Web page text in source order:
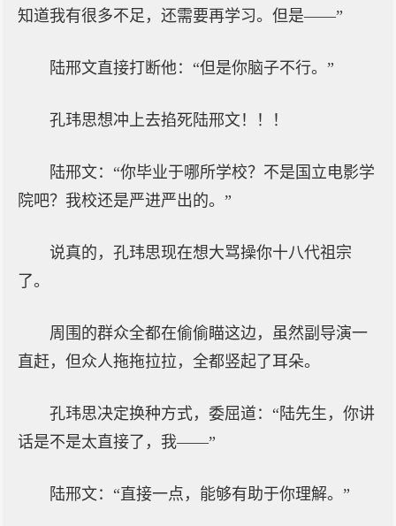
知道我有很多不足，还需要再学习。但是——”
陆邢文直接打断他：“但是你脑子不行。”
孔玮思想冲上去掐死陆邢文！！！
陆邢文：“你毕业于哪所学校？不是国立电影学
院吧？我校还是严进严出的。”
说真的，孔玮思现在想大骂操你十八代祖宗
了。
周围的群众全都在偷偷瞄这边，虽然副导演一
直赶，但众人拖拖拉拉，全都竖起了耳朵。
孔玮思决定换种方式，委屈道：“陆先生，你讲
话是不是太直接了，我——”
陆邢文：“直接一点，能够有助于你理解。”